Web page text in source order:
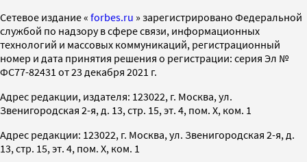
Cетевое издание « forbes.ru » зарегистрировано Федеральной
службой по надзору в сфере связи, информационных
технологий и массовых коммуникаций, регистрационный
номер и дата принятия решения о регистрации: серия Эл №
ФС77-82431 от 23 декабря 2021 г.
Адрес редакции, издателя: 123022, г. Москва, ул.
Звенигородская 2-я, д. 13, стр. 15, эт. 4, пом. X, ком. 1
Адрес редакции: 123022, г. Москва, ул. Звенигородская 2-я, д.
13, стр. 15, эт. 4, пом. X, ком. 1